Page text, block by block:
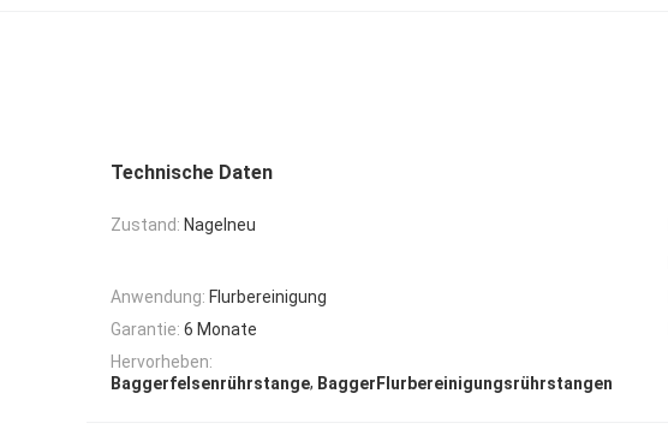
Technische Daten
Zustand: Nagelneu
Anwendung: Flurbereinigung
Garantie: 6 Monate
Hervorheben:
Baggerfelsenrührstange, BaggerFlurbereinigungsrührstangen